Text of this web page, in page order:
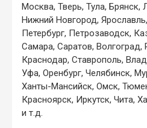
Москва, Тверь, Тула, Брянск,
Нижний Новгород,
Петербург, Петрозаводск,
Самара, Саратов,
Краснодар, Ставрополь,
Уфа, Оренбург, Челябинск,
Ханты-Мансийск, Омск,
Красноярск, Иркутск, Чита,
и т.д.